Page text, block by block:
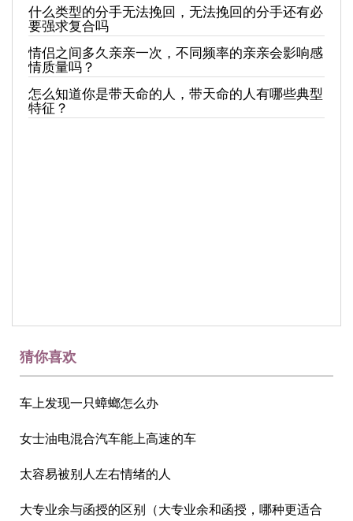
什么类型的分手无法挽回，无法挽回的分手还有必
要强求复合吗
情侣之间多久亲亲一次，不同频率的亲亲会影响感
情质量吗？
怎么知道你是带天命的人，带天命的人有哪些典型
特征？
猜你喜欢
车上发现一只蟑螂怎么办
女士油电混合汽车能上高速的车
太容易被别人左右情绪的人
大专业余与函授的区别（大专业余和函授，哪种更适合